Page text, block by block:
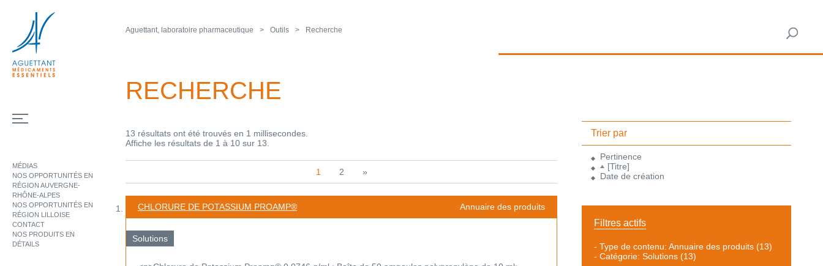
MÉDIAS
NOS OPPORTUNITÉS EN
RÉGION AUVERGNE-
RHÔNE-ALPES
NOS OPPORTUNITÉS EN
RÉGION LILLOISE
CONTACT
NOS PRODUITS EN
DÉTAILS
Aguettant, laboratoire pharmaceutique Outils Recherche
RECHERCHE
13 résultats ont été trouvés en 1 millisecondes.
Affiche les résultats de 1 à 10 sur 13.
1 2 »
CHLORURE DE POTASSIUM PROAMP® Annuaire des produits
Solutions
Trier par
Pertinence
[Titre]
Date de création
Filtres actifs
- Type de contenu: Annuaire des produits (13)
- Catégorie: Solutions (13)